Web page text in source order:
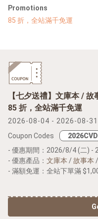
Promotions
85 折，全站滿千免運
【七夕送禮】文庫本 /
85 折，全站滿千免運
2026-08-04 - 2026-08-31
Coupon Codes
- 優惠期間：2026/8/4 (二) -
- 優惠產品： 文庫本 /故事本 /
- 滿額免運：全站下單滿